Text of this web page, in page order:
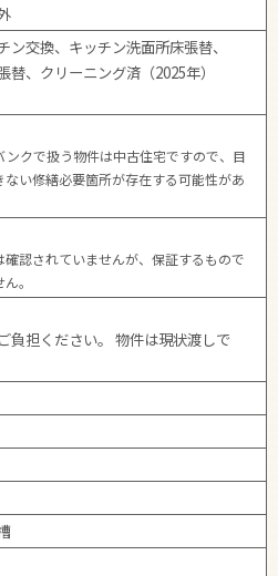
ン交換、キッチン洗面所床張替、
替、クリーニング済（2025年）
クで扱う物件は中古住宅ですので、目
ない修繕必要箇所が存在する可能性があ
認されていませんが、保証するもので
。
負担ください。 物件は現状渡しで